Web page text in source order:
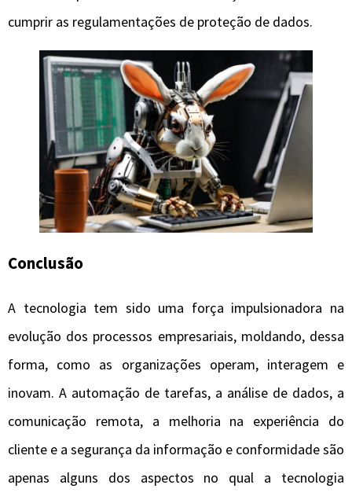
cumprir as regulamentações de proteção de dados.
Conclusão
A tecnologia tem sido uma força impulsionadora na
evolução dos processos empresariais, moldando, dessa
forma, como as organizações operam, interagem e
inovam. A automação de tarefas, a análise de dados, a
comunicação remota, a melhoria na experiência do
cliente e a segurança da informação e conformidade são
apenas alguns dos aspectos no qual a tecnologia